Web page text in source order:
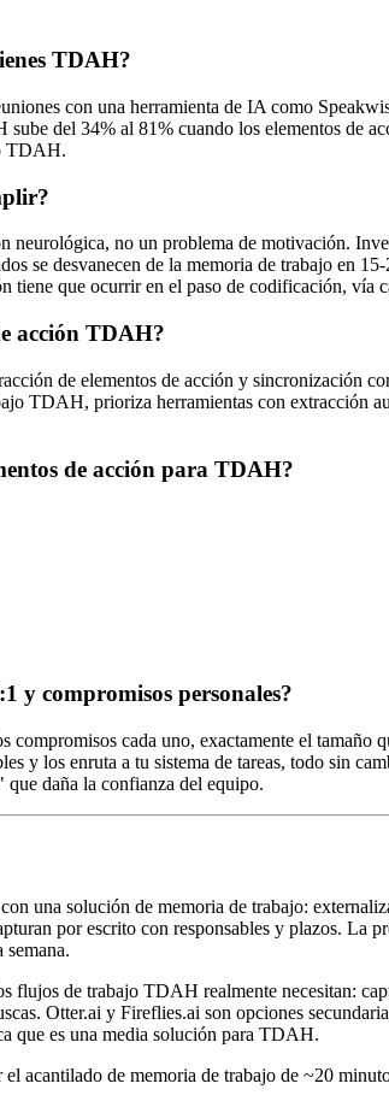
TDAH?
con una herramienta de IA como
del 34% al 81% cuando los elementos de
TDAH.
no un problema de motivación.
se desvanecen de la memoria de trabajo en
que ocurrir en el paso de codificación, vía
acción TDAH?
de elementos de acción y sincronización
TDAH, prioriza herramientas con extracción
de acción para TDAH?
y compromisos personales?
compromisos cada uno, exactamente el
y los enruta a tu sistema de tareas, todo sin
daña la confianza del equipo.
una solución de memoria de trabajo:
por escrito con responsables y plazos. La
flujos de trabajo TDAH realmente necesitan:
Otter.ai y Fireflies.ai son opciones
que es una media solución para TDAH.
acantilado de memoria de trabajo de ~20